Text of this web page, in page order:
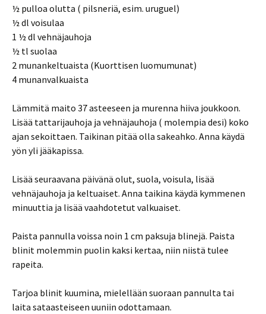
½ pulloa olutta ( pilsneriä, esim. uruguel)
½ dl voisulaa
1 ½ dl vehnäjauhoja
½ tl suolaa
2 munankeltuaista (Kuorttisen luomumunat)
4 munanvalkuaista
Lämmitä maito 37 asteeseen ja murenna hiiva joukkoon.
Lisää tattarijauhoja ja vehnäjauhoja ( molempia desi) koko
ajan sekoittaen. Taikinan pitää olla sakeahko. Anna käydä
yön yli jääkapissa.
Lisää seuraavana päivänä olut, suola, voisula, lisää
vehnäjauhoja ja keltuaiset. Anna taikina käydä kymmenen
minuuttia ja lisää vaahdotetut valkuaiset.
Paista pannulla voissa noin 1 cm paksuja blinejä. Paista
blinit molemmin puolin kaksi kertaa, niin niistä tulee
rapeita.
Tarjoa blinit kuumina, mielellään suoraan pannulta tai
laita sataasteiseen uuniin odottamaan.